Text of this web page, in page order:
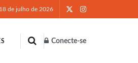
de julho de 2026
Conecte-se